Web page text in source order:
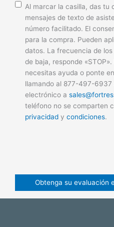
Consentimiento
Al marcar la casilla, das tu
mensajes de texto de
número facilitado. El
para la compra. Pueden
datos. La frecuencia de
de baja, responde «STOP».
necesitas ayuda o ponte
llamando al 877-497-
electrónico a
teléfono no se comparten
privacidad y condiciones.